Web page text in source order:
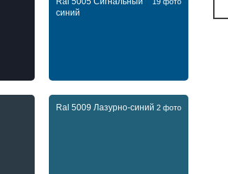
синий
19 фото
Ral 5009 Лазурно-синий 2 фото